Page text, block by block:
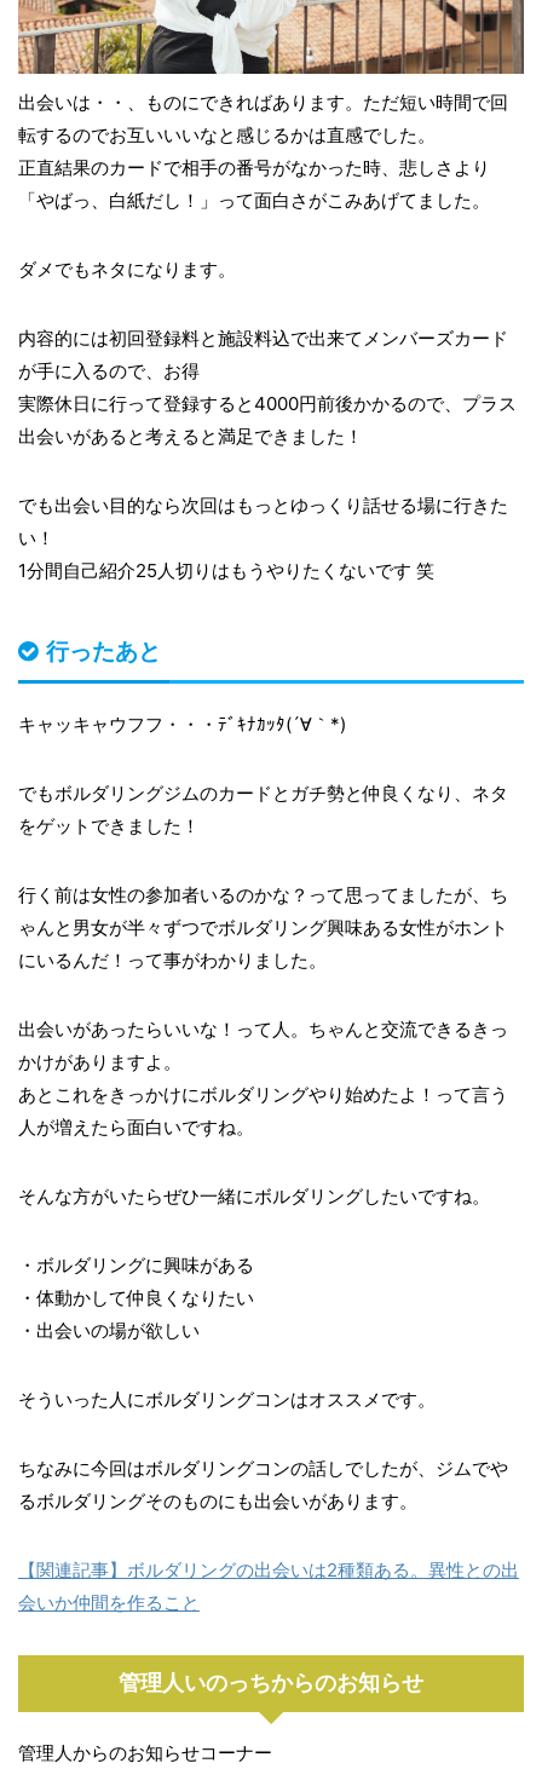
出会いは・・、ものにできればあります。ただ短い時間で回
転するのでお互いいいなと感じるかは直感でした。
正直結果のカードで相手の番号がなかった時、悲しさより
「やばっ、白紙だし！」って面白さがこみあげてました。
ダメでもネタになります。
内容的には初回登録料と施設料込で出来てメンバーズカード
が手に入るので、お得
実際休日に行って登録すると4000円前後かかるので、プラス
出会いがあると考えると満足できました！
でも出会い目的なら次回はもっとゆっくり話せる場に行きた
い！
1分間自己紹介25人切りはもうやりたくないです 笑
行ったあと
キャッキャウフフ・・・ﾃﾞｷﾅｶｯﾀ(´∀｀*)
でもボルダリングジムのカードとガチ勢と仲良くなり、ネタ
をゲットできました！
行く前は女性の参加者いるのかな？って思ってましたが、ち
ゃんと男女が半々ずつでボルダリング興味ある女性がホント
にいるんだ！って事がわかりました。
出会いがあったらいいな！って人。ちゃんと交流できるきっ
かけがありますよ。
あとこれをきっかけにボルダリングやり始めたよ！って言う
人が増えたら面白いですね。
そんな方がいたらぜひ一緒にボルダリングしたいですね。
・ボルダリングに興味がある
・体動かして仲良くなりたい
・出会いの場が欲しい
そういった人にボルダリングコンはオススメです。
ちなみに今回はボルダリングコンの話しでしたが、ジムでや
るボルダリングそのものにも出会いがあります。
【関連記事】ボルダリングの出会いは2種類ある。異性との出
会いか仲間を作ること
管理人いのっちからのお知らせ
管理人からのお知らせコーナー